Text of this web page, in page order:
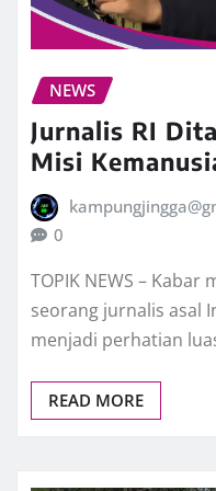
NEWS
Jurnalis RI
Misi
0
TOPIK NEWS –
seorang jurnalis asal
menjadi perhatian
READ MORE